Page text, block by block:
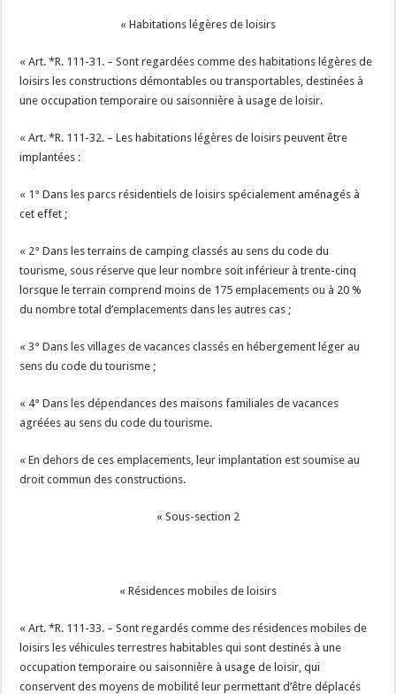
« Habitations légères de loisirs
« Art. *R. 111-31. – Sont regardées comme des habitations légères de
loisirs les constructions démontables ou transportables, destinées à
une occupation temporaire ou saisonnière à usage de loisir.
« Art. *R. 111-32. – Les habitations légères de loisirs peuvent être
implantées :
« 1° Dans les parcs résidentiels de loisirs spécialement aménagés à
cet effet ;
« 2° Dans les terrains de camping classés au sens du code du
tourisme, sous réserve que leur nombre soit inférieur à trente-cinq
lorsque le terrain comprend moins de 175 emplacements ou à 20 %
du nombre total d’emplacements dans les autres cas ;
« 3° Dans les villages de vacances classés en hébergement léger au
sens du code du tourisme ;
« 4° Dans les dépendances des maisons familiales de vacances
agréées au sens du code du tourisme.
« En dehors de ces emplacements, leur implantation est soumise au
droit commun des constructions.
« Sous-section 2
« Résidences mobiles de loisirs
« Art. *R. 111-33. – Sont regardés comme des résidences mobiles de
loisirs les véhicules terrestres habitables qui sont destinés à une
occupation temporaire ou saisonnière à usage de loisir, qui
conservent des moyens de mobilité leur permettant d’être déplacés